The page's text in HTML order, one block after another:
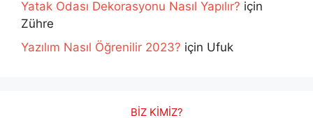
Yatak Odası Dekorasyonu Nasıl Yapılır? için
Zühre
Yazılım Nasıl Öğrenilir 2023? için Ufuk
BİZ KİMİZ?